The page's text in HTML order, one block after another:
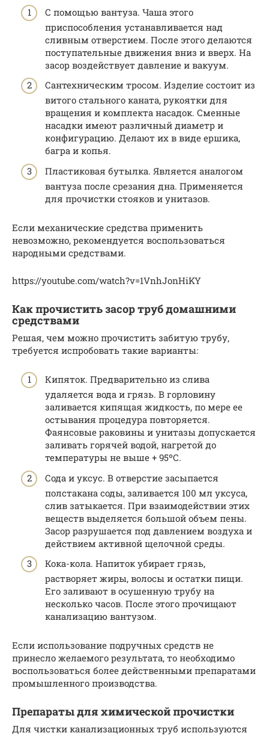
С помощью вантуза. Чаша этого
приспособления устанавливается над
сливным отверстием. После этого делаются
поступательные движения вниз и вверх. На
засор воздействует давление и вакуум.
Сантехническим тросом. Изделие состоит из
витого стального каната, рукоятки для
вращения и комплекта насадок. Сменные
насадки имеют различный диаметр и
конфигурацию. Делают их в виде ершика,
багра и копья.
Пластиковая бутылка. Является аналогом
вантуза после срезания дна. Применяется
для прочистки стояков и унитазов.
Если механические средства применить
невозможно, рекомендуется воспользоваться
народными средствами.
https://youtube.com/watch?v=1VnhJonHiKY
Как прочистить засор труб домашними
средствами
Решая, чем можно прочистить забитую трубу,
требуется испробовать такие варианты:
Кипяток. Предварительно из слива
удаляется вода и грязь. В горловину
заливается кипящая жидкость, по мере ее
остывания процедура повторяется.
Фаянсовые раковины и унитазы допускается
заливать горячей водой, нагретой до
температуры не выше + 95ºС.
Сода и уксус. В отверстие засыпается
полстакана соды, заливается 100 мл уксуса,
слив затыкается. При взаимодействии этих
веществ выделяется большой объем пены.
Засор разрушается под давлением воздуха и
действием активной щелочной среды.
Кока-кола. Напиток убирает грязь,
растворяет жиры, волосы и остатки пищи.
Его заливают в осушенную трубу на
несколько часов. После этого прочищают
канализацию вантузом.
Если использование подручных средств не
принесло желаемого результата, то необходимо
воспользоваться более действенными препаратами
промышленного производства.
Препараты для химической прочистки
Для чистки канализационных труб используются